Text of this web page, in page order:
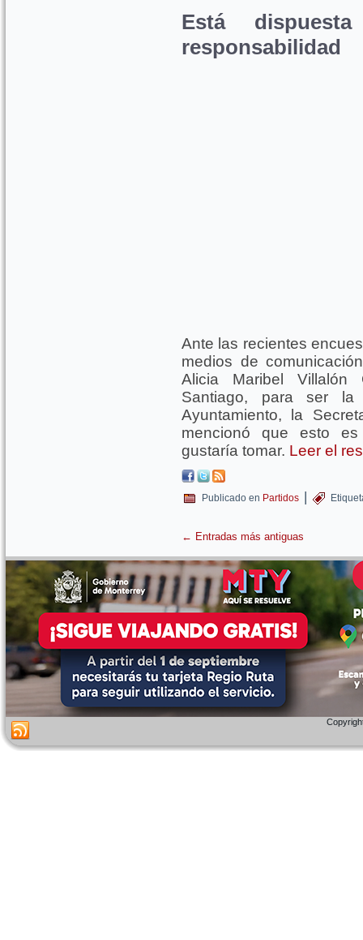
Está
responsabilidad
Ante las recientes
medios de
Alicia Maribel Villalón
Santiago, para ser la
Ayuntamiento, la
mencionó que esto
gustaría tomar. Leer el
Publicado en Partidos |
← Entradas más antiguas